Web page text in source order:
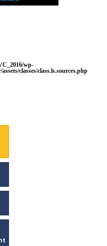
wp-
classes/class.ls.sources.php